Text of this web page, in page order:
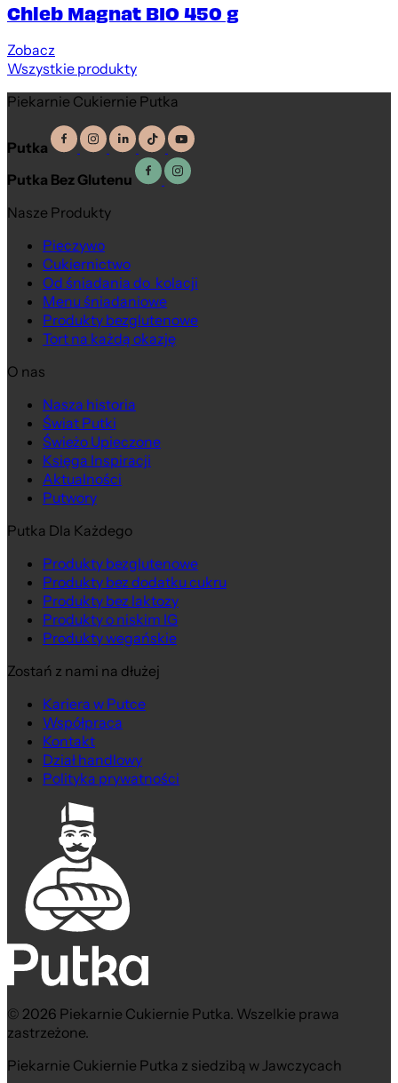
Chleb Magnat BIO 450 g
Zobacz
Wszystkie produkty
Piekarnie Cukiernie Putka
Putka
Putka Bez Glutenu
Nasze Produkty
Pieczywo
Cukiernictwo
Od śniadania do kolacji
Menu śniadaniowe
Produkty bezglutenowe
Tort na każdą okazję
O nas
Nasza historia
Świat Putki
Świeżo Upieczone
Księga Inspiracji
Aktualności
Putwory
Putka Dla Każdego
Produkty bezglutenowe
Produkty bez dodatku cukru
Produkty bez laktozy
Produkty o niskim IG
Produkty wegańskie
Zostań z nami na dłużej
Kariera w Putce
Współpraca
Kontakt
Dział handlowy
Polityka prywatności
© 2026 Piekarnie Cukiernie Putka. Wszelkie prawa
zastrzeżone.
Piekarnie Cukiernie Putka z siedzibą w Jawczycach